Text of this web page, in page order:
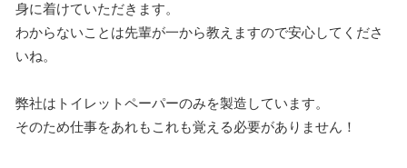
身に着けていただきます。
わからないことは先輩が一から教えますので安心してくださ
いね。
弊社はトイレットペーパーのみを製造しています。
そのため仕事をあれもこれも覚える必要がありません！